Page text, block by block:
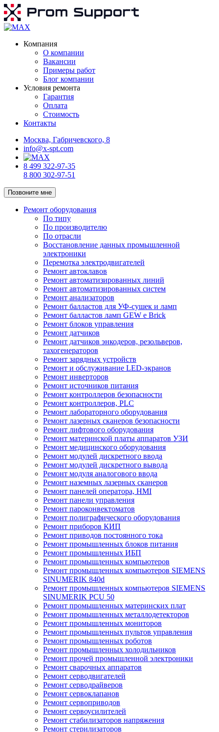
Компания
О компании
Вакансии
Примеры работ
Блог компании
Условия ремонта
Гарантия
Оплата
Стоимость
Контакты
Москва, Габричевского, 8
info@x-spt.com
8 499 322-97-35
8 800 302-97-51
Позвоните мне
Ремонт оборудования
По типу
По производителю
По отрасли
Восстановление данных промышленной
электроники
Перемотка электродвигателей
Ремонт автоклавов
Ремонт автоматизированных линий
Ремонт автоматизированных систем
Ремонт анализаторов
Ремонт балластов для УФ-сушек и ламп
Ремонт балластов ламп GEW e Brick
Ремонт блоков управления
Ремонт датчиков
Ремонт датчиков энкодеров, резольверов,
тахогенераторов
Ремонт зарядных устройств
Ремонт и обслуживание LED-экранов
Ремонт инверторов
Ремонт источников питания
Ремонт контроллеров безопасности
Ремонт контроллеров, PLC
Ремонт лабораторного оборудования
Ремонт лазерных сканеров безопасности
Ремонт лифтового оборудования
Ремонт материнской платы аппаратов УЗИ
Ремонт медицинского оборудования
Ремонт модулей дискретного ввода
Ремонт модулей дискретного вывода
Ремонт модуля аналогового ввода
Ремонт наземных лазерных сканеров
Ремонт панелей оператора, HMI
Ремонт панели управления
Ремонт пароконвектоматов
Ремонт полиграфического оборудования
Ремонт приборов КИП
Ремонт приводов постоянного тока
Ремонт промышленных блоков питания
Ремонт промышленных ИБП
Ремонт промышленных компьютеров
Ремонт промышленных компьютеров SIEMENS
SINUMERIK 840d
Ремонт промышленных компьютеров SIEMENS
SINUMERIK PCU 50
Ремонт промышленных материнских плат
Ремонт промышленных металлодетекторов
Ремонт промышленных мониторов
Ремонт промышленных пультов управления
Ремонт промышленных роботов
Ремонт промышленных холодильников
Ремонт прочей промышленной электроники
Ремонт сварочных аппаратов
Ремонт серводвигателей
Ремонт серводрайверов
Ремонт сервоклапанов
Ремонт сервоприводов
Ремонт сервоусилителей
Ремонт стабилизаторов напряжения
Ремонт стерилизаторов